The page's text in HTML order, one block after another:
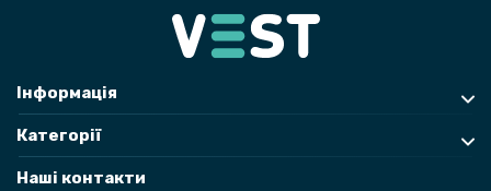
Інформація
Категорії
Наші контакти